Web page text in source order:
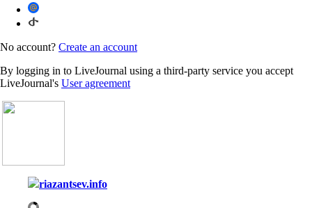
No account? Create an account
By logging in to LiveJournal using a third-party service you accept
LiveJournal's User agreement
riazantsev.info